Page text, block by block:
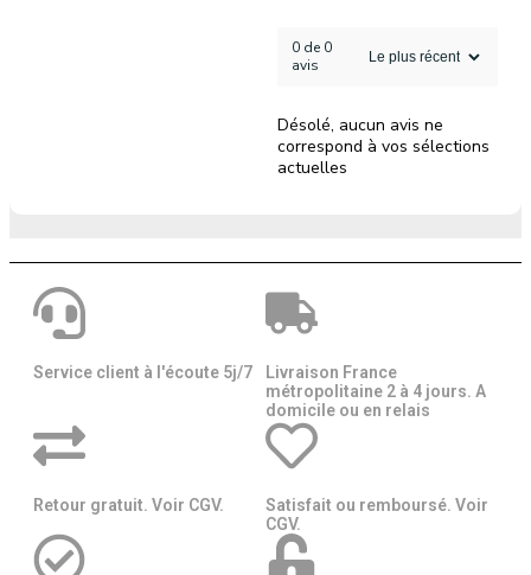
0 de 0
avis
Désolé, aucun avis ne
correspond à vos sélections
actuelles
Service client à l'écoute 5j/7
Livraison France
métropolitaine 2 à 4 jours. A
domicile ou en relais​​
Retour gratuit. Voir CGV.
Satisfait ou remboursé. Voir
CGV.